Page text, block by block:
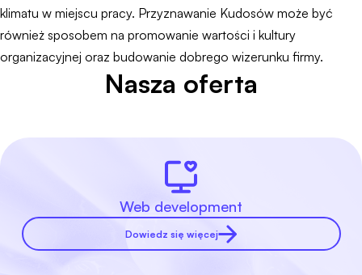
klimatu w miejscu pracy. Przyznawanie Kudosów może być
również sposobem na promowanie wartości i kultury
organizacyjnej oraz budowanie dobrego wizerunku firmy.
Nasza oferta
Web development
Dowiedz się więcej